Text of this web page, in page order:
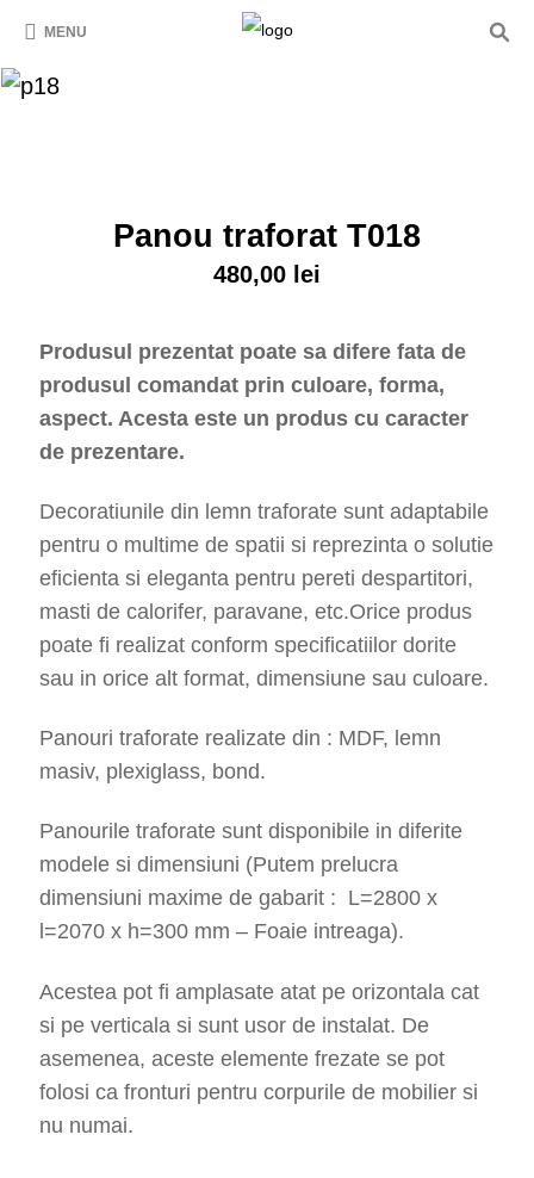
MENU
Panou traforat T018
480,00 lei
Produsul prezentat poate sa difere fata de
produsul comandat prin culoare, forma,
aspect. Acesta este un produs cu caracter
de prezentare.
Decoratiunile din lemn traforate sunt adaptabile
pentru o multime de spatii si reprezinta o solutie
eficienta si eleganta pentru pereti despartitori,
masti de calorifer, paravane, etc.Orice produs
poate fi realizat conform specificatiilor dorite
sau in orice alt format, dimensiune sau culoare.
Panouri traforate realizate din : MDF, lemn
masiv, plexiglass, bond.
Panourile traforate sunt disponibile in diferite
modele si dimensiuni (Putem prelucra
dimensiuni maxime de gabarit : L=2800 x
l=2070 x h=300 mm – Foaie intreaga).
Acestea pot fi amplasate atat pe orizontala cat
si pe verticala si sunt usor de instalat. De
asemenea, aceste elemente frezate se pot
folosi ca fronturi pentru corpurile de mobilier si
nu numai.